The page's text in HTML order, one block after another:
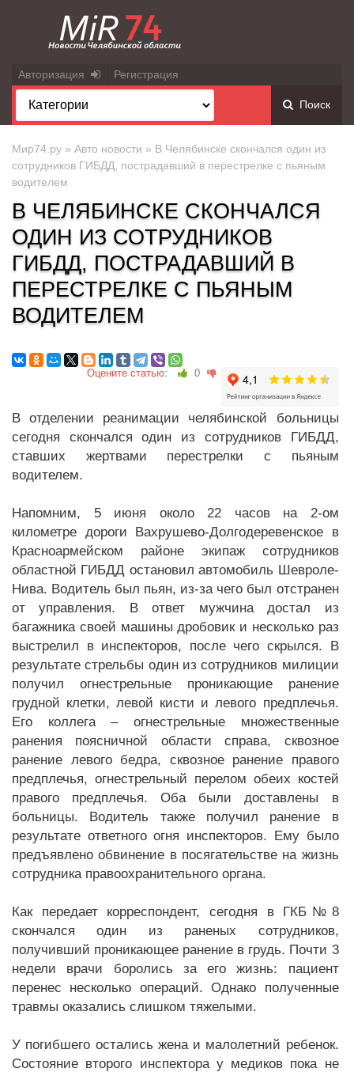
Авторизация Регистрация
Поиск
Мир74.ру » Авто новости » В Челябинске скончался один из
сотрудников ГИБДД, пострадавший в перестрелке с пьяным
водителем
В ЧЕЛЯБИНСКЕ СКОНЧАЛСЯ
ОДИН ИЗ СОТРУДНИКОВ
ГИБДД, ПОСТРАДАВШИЙ В
ПЕРЕСТРЕЛКЕ С ПЬЯНЫМ
ВОДИТЕЛЕМ
Оцените статью: 0
В отделении реанимации челябинской больницы
сегодня скончался один из сотрудников ГИБДД,
ставших жертвами перестрелки с пьяным
водителем.
Напомним, 5 июня около 22 часов на 2-ом
километре дороги Вахрушево-Долгодеревенское в
Красноармейском районе экипаж сотрудников
областной ГИБДД остановил автомобиль Шевроле-
Нива. Водитель был пьян, из-за чего был отстранен
от управления. В ответ мужчина достал из
багажника своей машины дробовик и несколько раз
выстрелил в инспекторов, после чего скрылся. В
результате стрельбы один из сотрудников милиции
получил огнестрельные проникающие ранение
грудной клетки, левой кисти и левого предплечья.
Его коллега – огнестрельные множественные
ранения поясничной области справа, сквозное
ранение левого бедра, сквозное ранение правого
предплечья, огнестрельный перелом обеих костей
правого предплечья. Оба были доставлены в
больницы. Водитель также получил ранение в
результате ответного огня инспекторов. Ему было
предъявлено обвинение в посягательстве на жизнь
сотрудника правоохранительного органа.
Как передает корреспондент, сегодня в ГКБ№8
скончался один из раненых сотрудников,
получивший проникающее ранение в грудь. Почти 3
недели врачи боролись за его жизнь: пациент
перенес несколько операций. Однако полученные
травмы оказались слишком тяжелыми.
У погибшего остались жена и малолетний ребенок.
Состояние второго инспектора у медиков пока не